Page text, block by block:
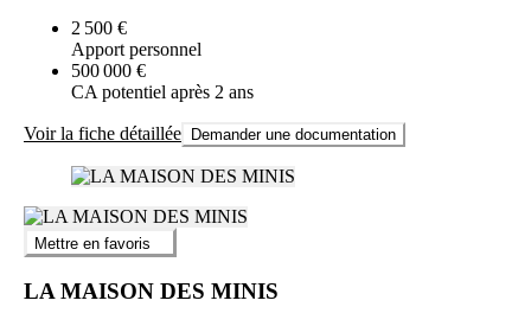
2 500 €
Apport personnel
500 000 €
CA potentiel après 2 ans
Voir la fiche détaillée Demander une documentation
Mettre en favoris
LA MAISON DES MINIS